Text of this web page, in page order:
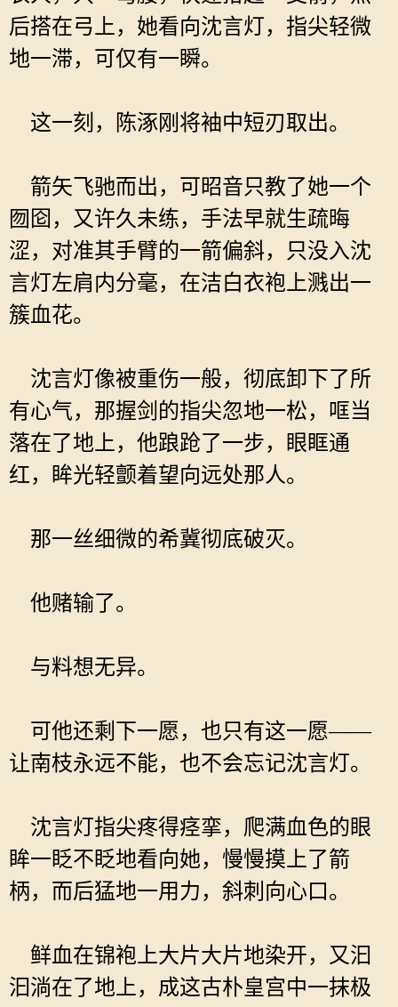
后搭在弓上，她看向沈言灯，指尖轻微
地一滞，可仅有一瞬。
这一刻，陈涿刚将袖中短刃取出。
箭矢飞驰而出，可昭音只教了她一个
囫囵，又许久未练，手法早就生疏晦
涩，对准其手臂的一箭偏斜，只没入沈
言灯左肩内分毫，在洁白衣袍上溅出一
簇血花。
沈言灯像被重伤一般，彻底卸下了所
有心气，那握剑的指尖忽地一松，哐当
落在了地上，他踉跄了一步，眼眶通
红，眸光轻颤着望向远处那人。
那一丝细微的希冀彻底破灭。
他赌输了。
与料想无异。
可他还剩下一愿，也只有这一愿——
让南枝永远不能，也不会忘记沈言灯。
沈言灯指尖疼得痉挛，爬满血色的眼
眸一眨不眨地看向她，慢慢摸上了箭
柄，而后猛地一用力，斜刺向心口。
鲜血在锦袍上大片大片地染开，又汩
汩淌在了地上，成这古朴皇宫中一抹极